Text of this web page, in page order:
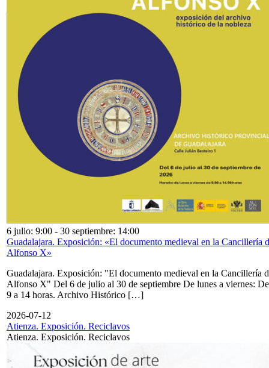
6 julio: 9:00 - 30 septiembre: 14:00
Guadalajara. Exposición: «El documento medieval en la Cancillería
Alfonso X»
Guadalajara. Exposición: "El documento medieval en la Cancillería
Alfonso X" Del 6 de julio al 30 de septiembre De lunes a viernes: De
9 a 14 horas. Archivo Histórico […]
2026-07-12
Atienza. Exposición. Reciclavos
Atienza. Exposición. Reciclavos